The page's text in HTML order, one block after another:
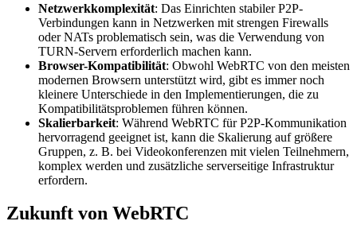
Netzwerkkomplexität: Das Einrichten stabiler P2P-
Verbindungen kann in Netzwerken mit strengen Firewalls
oder NATs problematisch sein, was die Verwendung von
TURN-Servern erforderlich machen kann.
Browser-Kompatibilität: Obwohl WebRTC von den meisten
modernen Browsern unterstützt wird, gibt es immer noch
kleinere Unterschiede in den Implementierungen, die zu
Kompatibilitätsproblemen führen können.
Skalierbarkeit: Während WebRTC für P2P-Kommunikation
hervorragend geeignet ist, kann die Skalierung auf größere
Gruppen, z. B. bei Videokonferenzen mit vielen Teilnehmern,
komplex werden und zusätzliche serverseitige Infrastruktur
erfordern.
Zukunft von WebRTC